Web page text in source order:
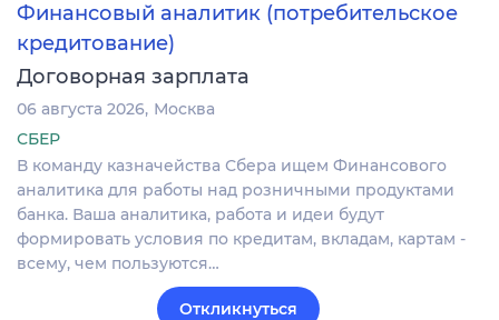
Финансовый аналитик (потребительское
кредитование)
Договорная зарплата
06 августа 2026 Москва
СБЕР
В команду казначейства Сбера ищем Финансового
аналитика для работы над розничными продуктами
банка. Ваша аналитика, работа и идеи будут
формировать условия по кредитам, вкладам, картам -
всему, чем пользуются…
Откликнуться